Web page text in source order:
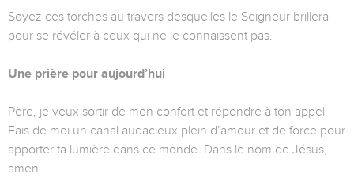
Soyez ces torches au travers desquelles le Seigneur brillera
pour se révéler à ceux qui ne le connaissent pas.
Une prière pour aujourd’hui
Père, je veux sortir de mon confort et répondre à ton appel.
Fais de moi un canal audacieux plein d’amour et de force pour
apporter ta lumière dans ce monde. Dans le nom de Jésus,
amen.